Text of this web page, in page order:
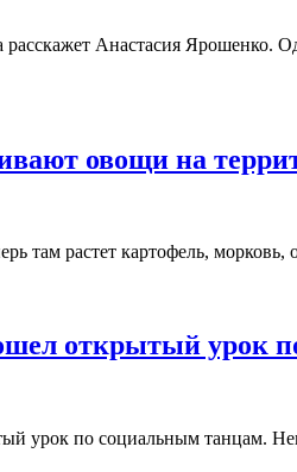
расскажет Анастасия Ярошенко.
овощи на
там растет картофель,
открытый урок
урок по социальным танцам.